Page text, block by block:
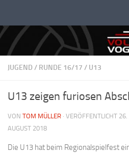
JUGEND / RUNDE 16/17 / U13
U13 zeigen furiosen
VON TOM MÜLLER · VERÖFFENTLICHT 26.
AUGUST 2018
Die U13 hat beim Regionalspielfest